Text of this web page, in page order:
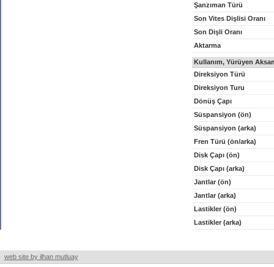
Şanzıman Türü
Son Vites Dişlisi Oranı
Son Dişli Oranı
Aktarma
Kullanım, Yürüyen
Direksiyon Türü
Direksiyon Turu
Dönüş Çapı
Süspansiyon (ön)
Süspansiyon (arka)
Fren Türü (ön/arka)
Disk Çapı (ön)
Disk Çapı (arka)
Jantlar (ön)
Jantlar (arka)
Lastikler (ön)
Lastikler (arka)
web site by ilhan mutluay